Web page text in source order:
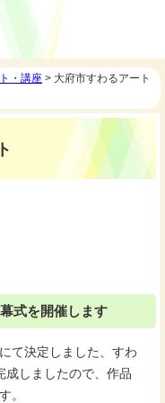
・講座 > 大府市すわるアート
式を開催します
て決定しました、すわ
成しましたので、作品
。